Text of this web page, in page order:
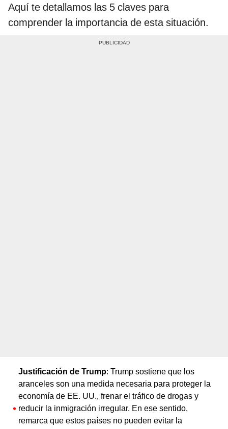
Aquí te detallamos las 5 claves para
comprender la importancia de esta situación.
Justificación de Trump: Trump sostiene que los
aranceles son una medida necesaria para proteger la
economía de EE. UU., frenar el tráfico de drogas y
reducir la inmigración irregular. En ese sentido,
remarca que estos países no pueden evitar la